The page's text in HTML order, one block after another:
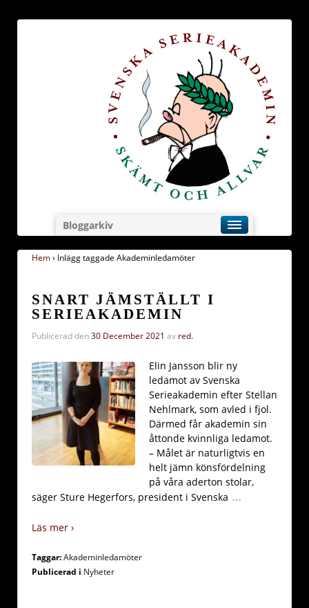
Bloggarkiv
Hem› Inlägg taggade Akademinledamöter
SNART JÄMSTÄLLT I
SERIEAKADEMIN
Publicerad den30 December 2021 av red.
Elin Jansson blir ny
ledamot av Svenska
Serieakademin efter Stellan
Nehlmark, som avled i fjol.
Därmed får akademin sin
åttonde kvinnliga ledamot.
– Målet är naturligtvis en
helt jämn könsfördelning
på våra aderton stolar,
säger Sture Hegerfors, president i Svenska …
Läs mer ›
Taggar:Akademinledamöter
Publicerad i Nyheter